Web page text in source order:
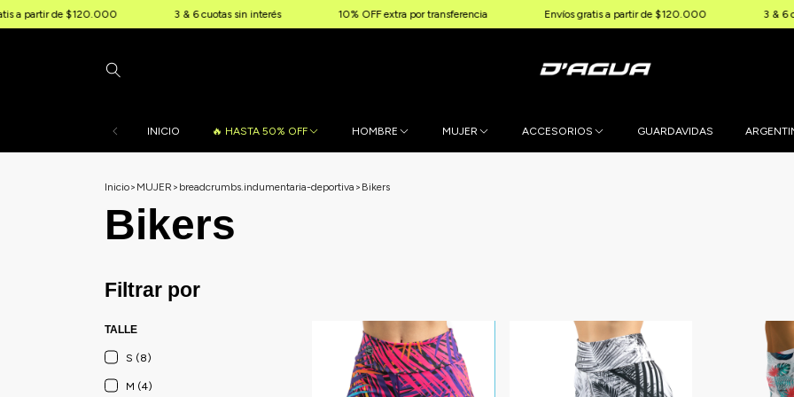
de $120.000 3 & 6 cuotas sin interés 10% OFF extra por transferencia Envíos gratis a partir de $120.000 3 & 6 cuotas
INICIO 🔥 HASTA 50% OFF HOMBRE MUJER ACCESORIOS GUARDAVIDAS
Inicio> MUJER > breadcrumbs.indumentaria-deportiva > Bikers
Bikers
Filtrar por
TALLE
S (8)
M (4)